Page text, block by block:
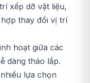
xếp dỡ vật liệu,
thay đổi vị trí
hoạt giữa các
dàng tháo lắp.
lựa chọn